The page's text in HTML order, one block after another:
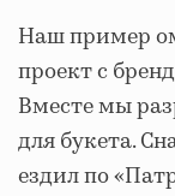
Наш пример
проект с
Вместе мы
для букета.
ездил по